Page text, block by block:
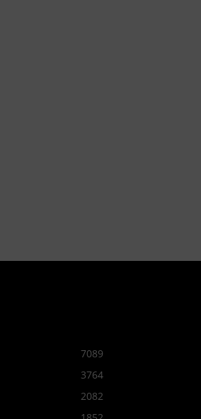
7089
3764
2082